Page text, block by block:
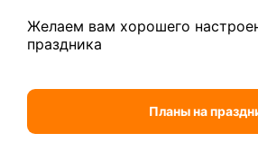
металлолома
Желаем вам хорошего
праздника
Планы на